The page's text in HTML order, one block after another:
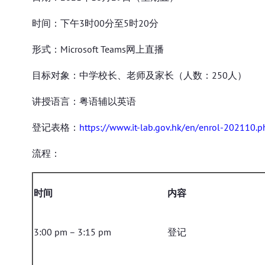
时间：下午3时00分至5时20分
形式：Microsoft Teams网上直播
目标对象：中学校长、老师及家长（人数：250人）
讲授语言：粤语辅以英语
登记表格： https://www.it-lab.gov.hk/en/enrol-
流程：
时间 内容
3:00 pm – 3:15 pm 登记